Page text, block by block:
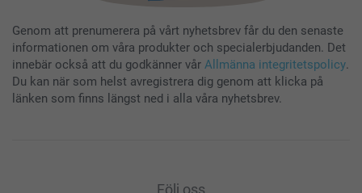
Genom att prenumerera på vårt nyhetsbrev får du den senaste
informationen om våra produkter och specialerbjudanden. Det
innebär också att du godkänner vår Allmänna integritetspolicy.
Du kan när som helst avregistrera dig genom att klicka på
länken som finns längst ned i alla våra nyhetsbrev.
Följ oss